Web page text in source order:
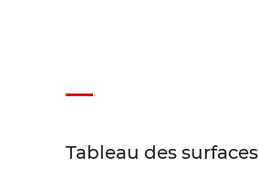
Tableau des surfaces